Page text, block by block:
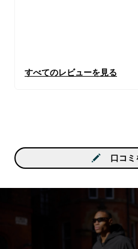
すべてのレビューを見る
口コミ